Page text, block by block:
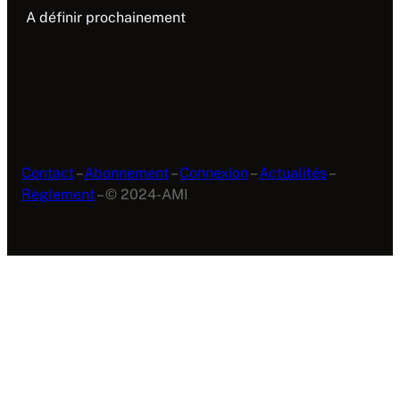
A définir prochainement
Contact–Abonnement–Connexion–Actualités–
Règlement– © 2024-AMI